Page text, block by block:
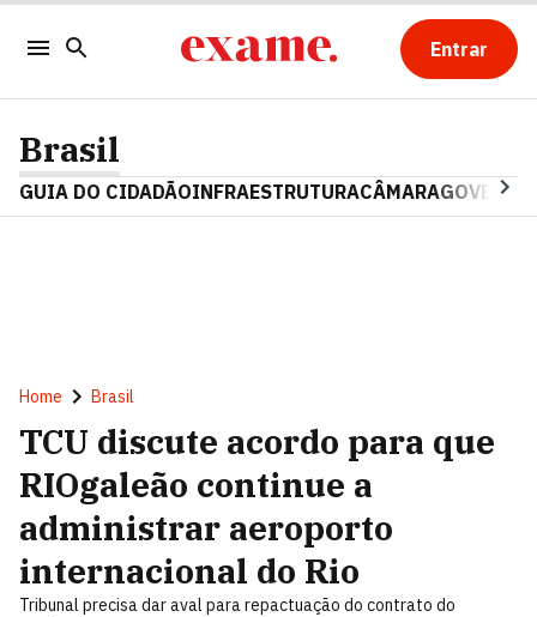
Entrar
Brasil
GUIA DO CIDADÃOINFRAESTRUTURACÂMARAGOVERNO
Home Brasil
TCU discute acordo para que
RIOgaleão continue a
administrar aeroporto
internacional do Rio
Tribunal precisa dar aval para repactuação do contrato do